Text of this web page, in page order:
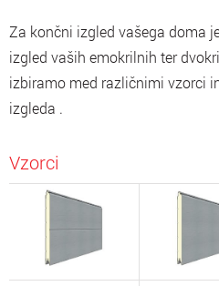
Za končni izgled vašega doma
izgled vaših emokrilnih ter
izbiramo med različnimi vzorci
izgleda .
Vzorci